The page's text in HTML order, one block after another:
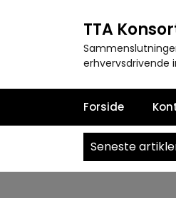
TTA
erhvervsdrivende
Forside
Seneste